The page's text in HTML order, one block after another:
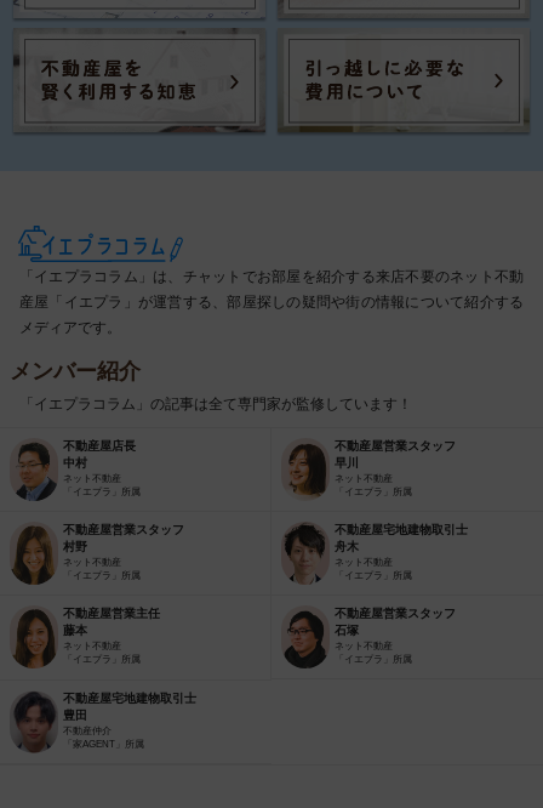
「イエプラコラム」は、チャットでお部屋を紹介する来店不要のネット不動
産屋「イエプラ」が運営する、部屋探しの疑問や街の情報について紹介する
メディアです。
メンバー紹介
「イエプラコラム」の記事は全て専門家が監修しています！
不動産屋店長
中村
ネット不動産
「イエプラ」所属
不動産屋営業スタッフ
早川
ネット不動産
「イエプラ」所属
不動産屋営業スタッフ
村野
ネット不動産
「イエプラ」所属
不動産屋宅地建物取引士
舟木
ネット不動産
「イエプラ」所属
不動産屋営業主任
藤本
ネット不動産
「イエプラ」所属
不動産屋営業スタッフ
石塚
ネット不動産
「イエプラ」所属
不動産屋宅地建物取引士
豊田
不動産仲介
「家AGENT」所属